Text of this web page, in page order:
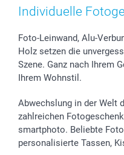
Zubehör & Material
Sticker & Etiketten
Geschenk-Gutscheine
AGB
Presse
Partnerprogramme
Investor Relations
Widerrufsrecht
Muttertag
Kommunion &
Hochzeit
Geburtstag
Zu allen Anlässen
Anmelden /Registrieren
Lieferfristen
72h Lieferung
Zahlungsmöglichkeiten
Status der Bestellung
smartfriends
smartgarantie
smartbonus
Individuelle
Foto-Leinwand, Alu-
Holz setzen die
Szene. Ganz nach Ihrem
Ihrem Wohnstil.
Abwechslung in der Welt
zahlreichen
smartphoto. Beliebte
personalisierte Tassen,